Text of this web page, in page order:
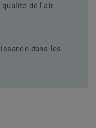
de l'air
dans les